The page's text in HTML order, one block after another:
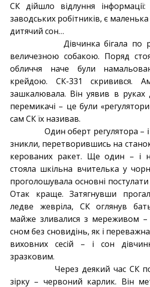
СК дійшло відлуння інформації:
заводських робітників, є
дитячий сон…
Дівчинка бігала по
величезною собакою. Поряд
обличчя наче були
крейдою. СК-331 скривився.
зашкалювала. Він уявив в руках
перемикачі – це були
сам СК їх називав.
Один оберт регулятора – і
зникли, перетворившись на
керованих ракет. Ще один – і
стояла шкільна вчителька у
проголошувала основні
Отак краще. Затягнувши
ледве жевріла, СК оглянув
майже зливалися з мереживом
сном без сновидінь, як і
виховних сесій – і сон
зразковим.
Через деякий час СК
зірку – червоний карлик. Він